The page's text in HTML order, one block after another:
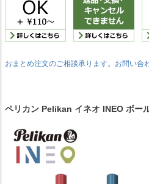
おまとめ注文のご相談承ります。お問い合
ペリカン Pelikan イネオ INEO ボー